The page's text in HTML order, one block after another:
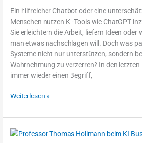
Ein hilfreicher Chatbot oder eine
Menschen nutzen KI-Tools wie ChatGPT
Sie erleichtern die Arbeit, liefern Ideen oder
man etwas nachschlagen will. Doch was
Systeme nicht nur unterstützen, sondern
Wahrnehmung zu verzerren? In den
immer wieder einen Begriff,
Du
kennen
solltest
Weiterlesen »
Jetzt